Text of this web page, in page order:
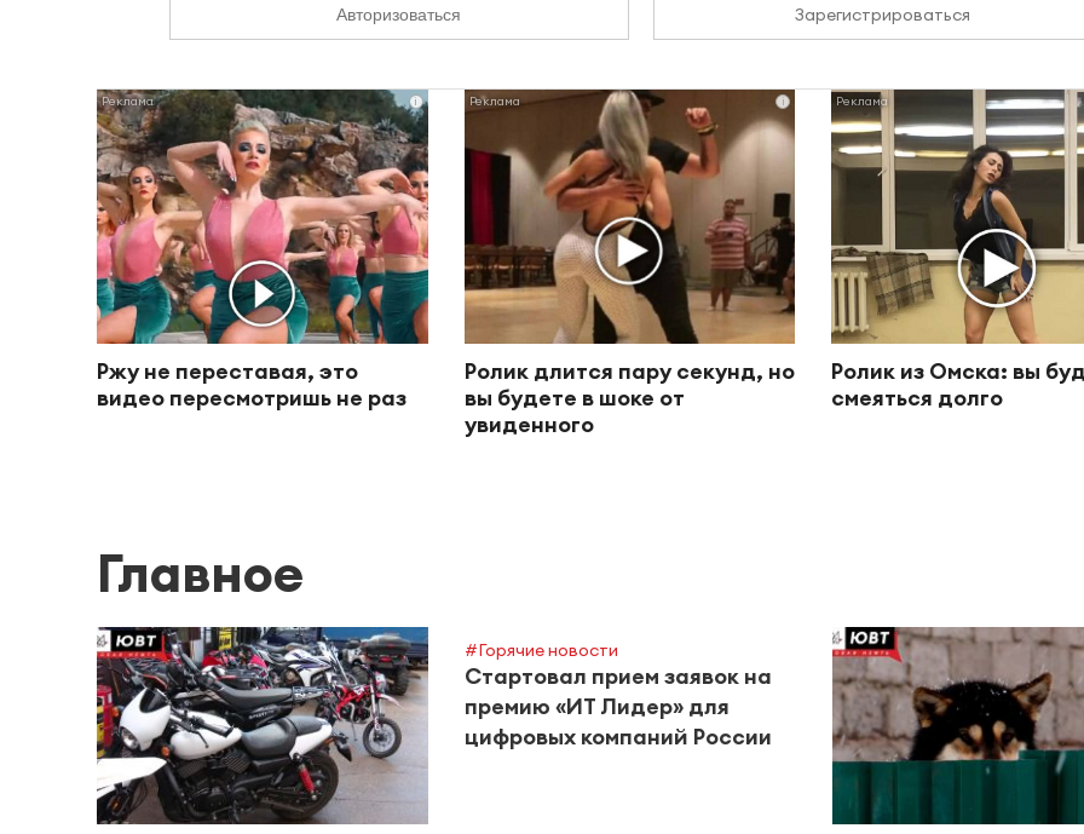
Авторизоваться Зарегистрироваться
i
Ржу не переставая, это
видео пересмотришь не раз
i
Ролик длится пару секунд, но
вы будете в шоке от
увиденного
Ролик из Омска: вы
смеяться долго
Главное
#Горячие новости
Стартовал прием заявок на
премию «ИТ Лидер» для
цифровых компаний России